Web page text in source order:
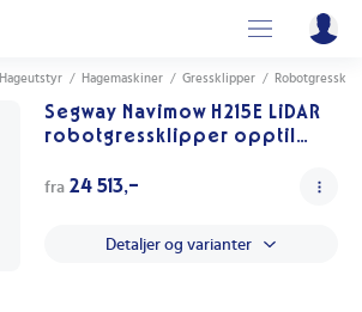
Hageutstyr / Hagemaskiner / Gressklipper /
Segway Navimow H215E LiDAR
robotgressklipper opptil
fra 24 513,-
Detaljer og varianter